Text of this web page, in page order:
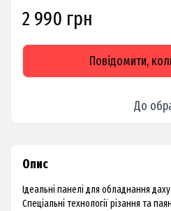
2 990 грн
Повідомити,
До
Опис
Ідеальні панелі для обладнання
Спеціальні технології різання та